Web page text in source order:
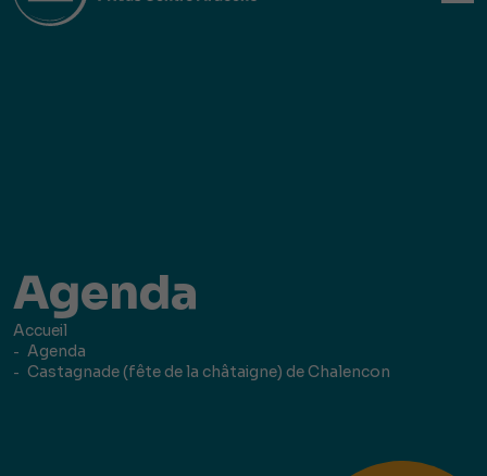
Agenda
Accueil
Agenda
Castagnade (fête de la châtaigne) de Chalencon